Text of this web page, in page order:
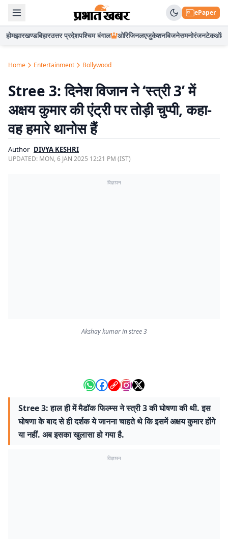
ePaper
होमझारखण्डबिहारउत्तर प्रदेशपश्चिम बंगाल ओरिजिनलएजुकेशनबिजनेसमनोरंजनटेकऑटो
Home Entertainment Bollywood
Stree 3: दिनेश विजान ने ‘स्त्री 3’ में
अक्षय कुमार की एंट्री पर तोड़ी चुप्पी, कहा-
वह हमारे थानोस हैं
Author DIVYA KESHRI
UPDATED: MON, 6 JAN 2025 12:21 PM (IST)
विज्ञापन
Akshay kumar in stree 3
Stree 3: हाल ही में मैडॉक फिल्म्स ने स्त्री 3 की घोषणा की थी. इस
घोषणा के बाद से ही दर्शक ये जानना चाहते थे कि इसमें अक्षय कुमार होंगे
या नहीं. अब इसका खुलासा हो गया है.
विज्ञापन